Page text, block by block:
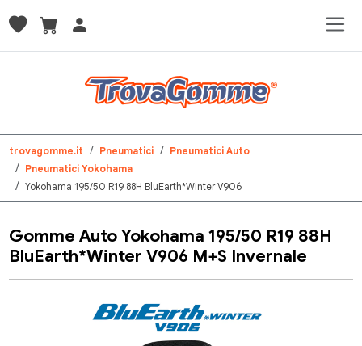
trovagomme.it Pneumatici
Pneumatici Auto
Pneumatici Yokohama
Yokohama 195/50 R19 88H BluEarth*Winter V906
Gomme Auto Yokohama 195/50 R19 88H
BluEarth*Winter V906 M+S Invernale